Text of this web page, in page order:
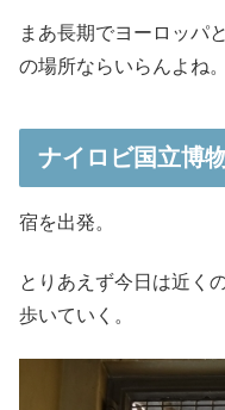
まあ長期でヨーロッパ
の場所ならいらんよね。
ナイロビ国立博
宿を出発。
とりあえず今日は近く
歩いていく。